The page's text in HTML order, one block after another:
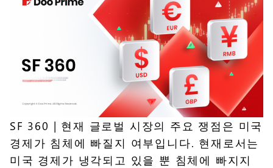
SF 360 | 현재 글로벌 시장의 주요 쟁점은 미국
경제가 침체에 빠질지 여부입니다. 현재로서는
미국 경제가 냉각되고 있을 뿐 침체에 빠지지